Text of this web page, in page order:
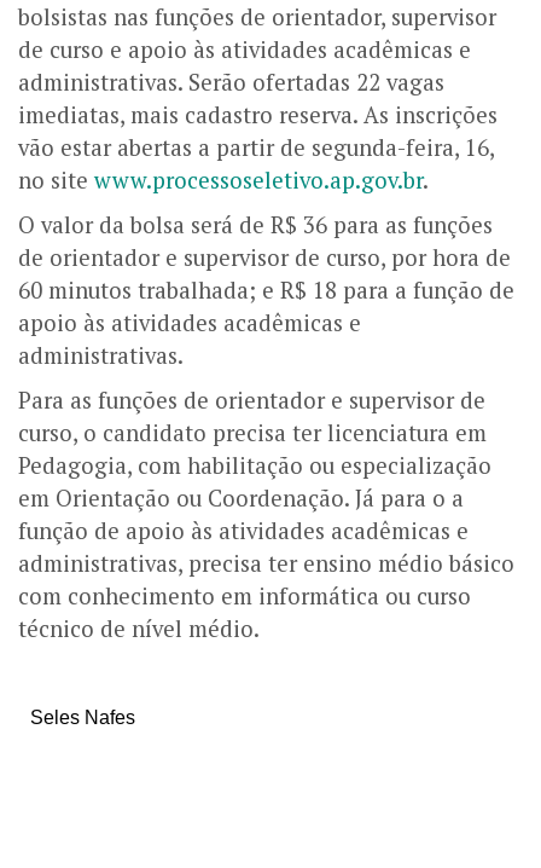
bolsistas nas funções de orientador, supervisor
de curso e apoio às atividades acadêmicas e
administrativas. Serão ofertadas 22 vagas
imediatas, mais cadastro reserva. As inscrições
vão estar abertas a partir de segunda-feira, 16,
no sitewww.processoseletivo.ap.gov.br.
O valor da bolsa será de R$ 36 para as funções
de orientador e supervisor de curso, por hora de
60 minutos trabalhada; e R$ 18 para a função de
apoio às atividades acadêmicas e
administrativas.
Para as funções de orientador e supervisor de
curso, o candidato precisa ter licenciatura em
Pedagogia, com habilitação ou especialização
em Orientação ou Coordenação. Já para o a
função de apoio às atividades acadêmicas e
administrativas, precisa ter ensino médio básico
com conhecimento em informática ou curso
técnico de nível médio.
Seles Nafes